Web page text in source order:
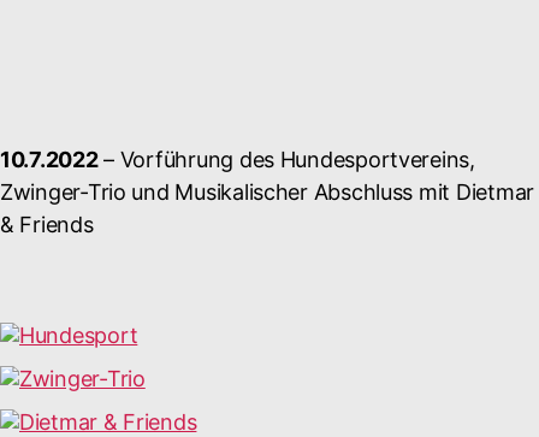
10.7.2022– Vorführung des Hundesportvereins,
Zwinger-Trio und Musikalischer Abschluss mit Dietmar
& Friends